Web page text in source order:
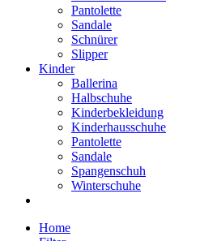
Pantolette
Sandale
Schnürer
Slipper
Kinder
Ballerina
Halbschuhe
Kinderbekleidung
Kinderhausschuhe
Pantolette
Sandale
Spangenschuh
Winterschuhe
Home